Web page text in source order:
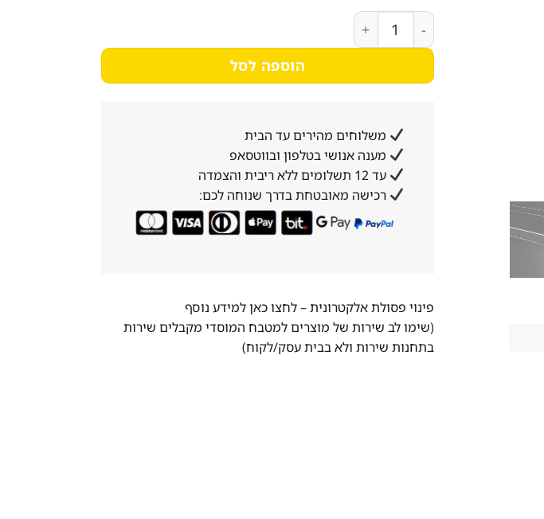
כמות של תנור אפיה בנוי אאג KME761000B שחור
הוספה לסל
משלוחים מהירים עד הבית
מענה אנושי בטלפון ובווטסאפ
עד 12 תשלומים ללא ריבית והצמדה
רכישה מאובטחת בדרך שנוחה לכם:
פינוי פסולת אלקטרונית –לחצו כאן למידע נוסף
(שימו לב שירות של מוצרים למטבח המוסדי מקבלים שירות
בתחנות שירות ולא בבית עסק/לקוח)